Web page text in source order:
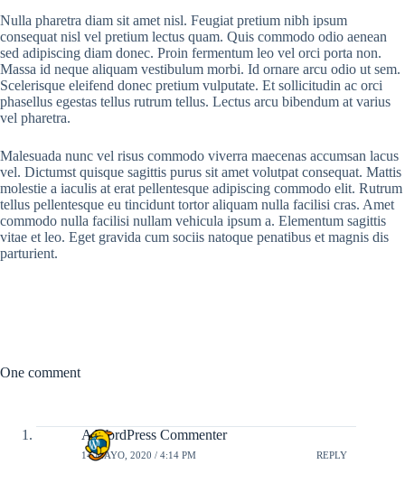
Nulla pharetra diam sit amet nisl. Feugiat pretium nibh ipsum
consequat nisl vel pretium lectus quam. Quis commodo odio aenean
sed adipiscing diam donec. Proin fermentum leo vel orci porta non.
Massa id neque aliquam vestibulum morbi. Id ornare arcu odio ut sem.
Scelerisque eleifend donec pretium vulputate. Et sollicitudin ac orci
phasellus egestas tellus rutrum tellus. Lectus arcu bibendum at varius
vel pharetra.
Malesuada nunc vel risus commodo viverra maecenas accumsan lacus
vel. Dictumst quisque sagittis purus sit amet volutpat consequat. Mattis
molestie a iaculis at erat pellentesque adipiscing commodo elit. Rutrum
tellus pellentesque eu tincidunt tortor aliquam nulla facilisi cras. Amet
commodo nulla facilisi nullam vehicula ipsum a. Elementum sagittis
vitae et leo. Eget gravida cum sociis natoque penatibus et magnis dis
parturient.
One comment
A WordPress Commenter
14 MAYO, 2020 / 4:14 PM REPLY